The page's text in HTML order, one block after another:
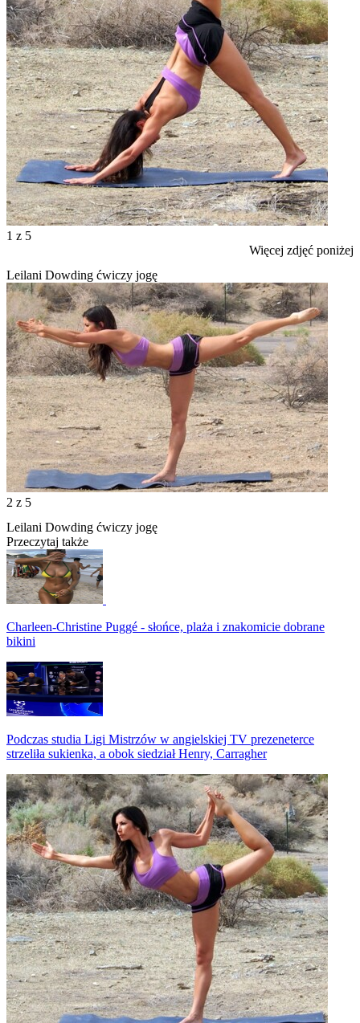
1 z 5
Więcej zdjęć poniżej
Leilani Dowding ćwiczy jogę
2 z 5
Leilani Dowding ćwiczy jogę
Przeczytaj także
Charleen-Christine Puggé - słońce, plaża i znakomicie dobrane
bikini
Podczas studia Ligi Mistrzów w angielskiej TV prezeneterce
strzeliła sukienka, a obok siedział Henry, Carragher